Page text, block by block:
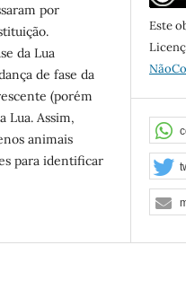
por
da Lua
de fase da
(porém
Lua. Assim,
animais
para identificar
Este